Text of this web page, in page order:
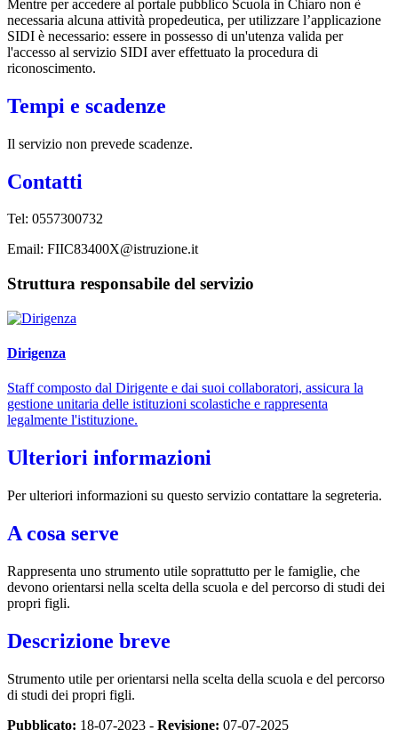
Mentre per accedere al portale pubblico Scuola in Chiaro non è
necessaria alcuna attività propedeutica, per utilizzare l’applicazione
SIDI è necessario: essere in possesso di un'utenza valida per
l'accesso al servizio SIDI aver effettuato la procedura di
riconoscimento.
Tempi e scadenze
Il servizio non prevede scadenze.
Contatti
Tel: 0557300732
Email: FIIC83400X@istruzione.it
Struttura responsabile del servizio
Dirigenza
Staff composto dal Dirigente e dai suoi collaboratori, assicura la
gestione unitaria delle istituzioni scolastiche e rappresenta
legalmente l'istituzione.
Ulteriori informazioni
Per ulteriori informazioni su questo servizio contattare la segreteria.
A cosa serve
Rappresenta uno strumento utile soprattutto per le famiglie, che
devono orientarsi nella scelta della scuola e del percorso di studi dei
propri figli.
Descrizione breve
Strumento utile per orientarsi nella scelta della scuola e del percorso
di studi dei propri figli.
Pubblicato: 18-07-2023 - Revisione: 07-07-2025